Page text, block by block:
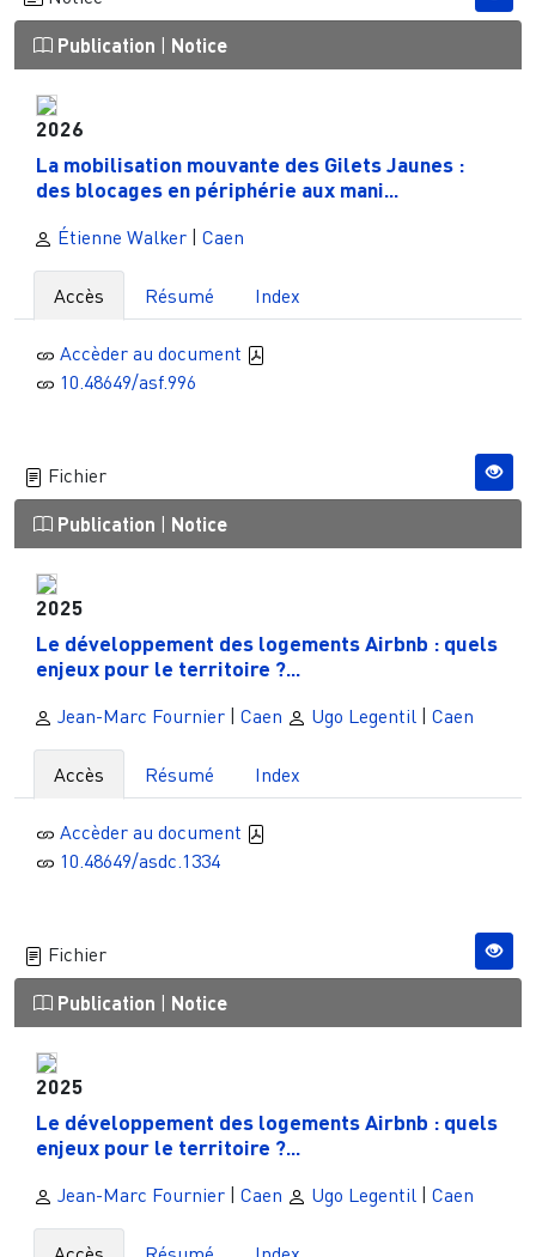
Publication Notice
2026
La mobilisation mouvante des Gilets Jaunes :
des blocages en périphérie aux mani...
Étienne Walker Caen
Accès Résumé Index
Accèder au document
10.48649/asf.996
Fichier
Publication Notice
2025
Le développement des logements Airbnb : quels
enjeux pour le territoire ?...
Jean-Marc Fournier Caen Ugo Legentil Caen
Accès Résumé Index
Accèder au document
10.48649/asdc.1334
Fichier
Publication Notice
2025
Le développement des logements Airbnb : quels
enjeux pour le territoire ?...
Jean-Marc Fournier Caen Ugo Legentil Caen